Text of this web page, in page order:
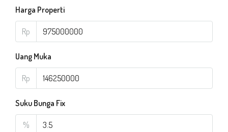
Harga Properti
Rp
Uang Muka
Rp
Suku Bunga Fix
%